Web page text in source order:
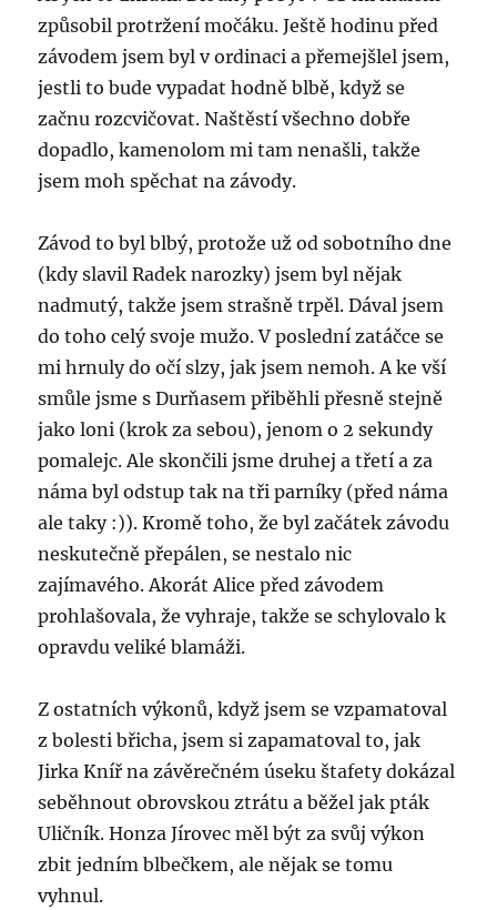
způsobil protržení močáku. Ještě hodinu před
závodem jsem byl v ordinaci a přemejšlel jsem,
jestli to bude vypadat hodně blbě, když se
začnu rozcvičovat. Naštěstí všechno dobře
dopadlo, kamenolom mi tam nenašli, takže
jsem moh spěchat na závody.
Závod to byl blbý, protože už od sobotního dne
(kdy slavil Radek narozky) jsem byl nějak
nadmutý, takže jsem strašně trpěl. Dával jsem
do toho celý svoje mužo. V poslední zatáčce se
mi hrnuly do očí slzy, jak jsem nemoh. A ke vší
smůle jsme s Durňasem přiběhli přesně stejně
jako loni (krok za sebou), jenom o 2 sekundy
pomalejc. Ale skončili jsme druhej a třetí a za
náma byl odstup tak na tři parníky (před náma
ale taky :)). Kromě toho, že byl začátek závodu
neskutečně přepálen, se nestalo nic
zajímavého. Akorát Alice před závodem
prohlašovala, že vyhraje, takže se schylovalo k
opravdu veliké blamáži.
Z ostatních výkonů, když jsem se vzpamatoval
z bolesti břicha, jsem si zapamatoval to, jak
Jirka Kníř na závěrečném úseku štafety dokázal
seběhnout obrovskou ztrátu a běžel jak pták
Uličník. Honza Jírovec měl být za svůj výkon
zbit jedním blbečkem, ale nějak se tomu
vyhnul.